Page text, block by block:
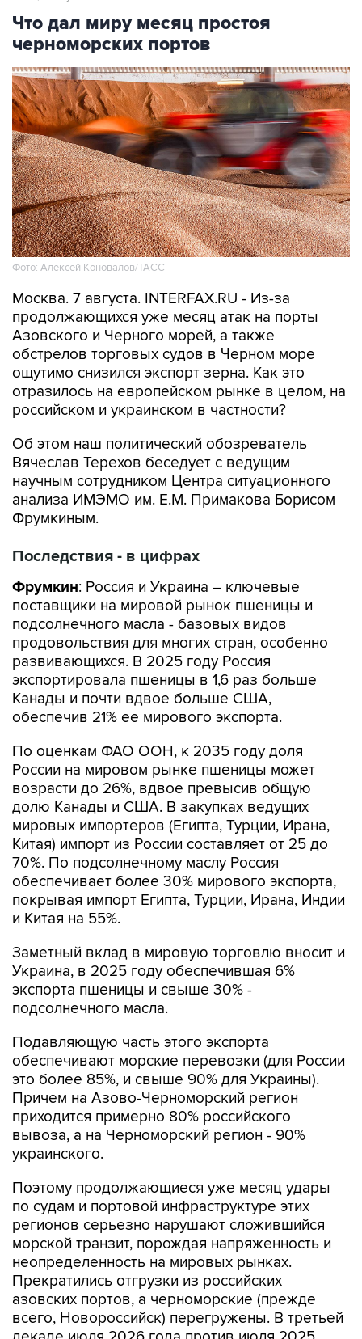
Что дал миру месяц простоя
черноморских портов
Фото: Алексей Коновалов/ТАСС
Москва. 7 августа. INTERFAX.RU - Из-за
продолжающихся уже месяц атак на порты
Азовского и Черного морей, а также
обстрелов торговых судов в Черном море
ощутимо снизился экспорт зерна. Как это
отразилось на европейском рынке в целом, на
российском и украинском в частности?
Об этом наш политический обозреватель
Вячеслав Терехов беседует с ведущим
научным сотрудником Центра ситуационного
анализа ИМЭМО им. Е.М. Примакова Борисом
Фрумкиным.
Последствия - в цифрах
Фрумкин: Россия и Украина – ключевые
поставщики на мировой рынок пшеницы и
подсолнечного масла - базовых видов
продовольствия для многих стран, особенно
развивающихся. В 2025 году Россия
экспортировала пшеницы в 1,6 раз больше
Канады и почти вдвое больше США,
обеспечив 21% ее мирового экспорта.
По оценкам ФАО ООН, к 2035 году доля
России на мировом рынке пшеницы может
возрасти до 26%, вдвое превысив общую
долю Канады и США. В закупках ведущих
мировых импортеров (Египта, Турции, Ирана,
Китая) импорт из России составляет от 25 до
70%. По подсолнечному маслу Россия
обеспечивает более 30% мирового экспорта,
покрывая импорт Египта, Турции, Ирана, Индии
и Китая на 55%.
Заметный вклад в мировую торговлю вносит и
Украина, в 2025 году обеспечившая 6%
экспорта пшеницы и свыше 30% -
подсолнечного масла.
Подавляющую часть этого экспорта
обеспечивают морские перевозки (для России
это более 85%, и свыше 90% для Украины).
Причем на Азово-Черноморский регион
приходится примерно 80% российского
вывоза, а на Черноморский регион - 90%
украинского.
Поэтому продолжающиеся уже месяц удары
по судам и портовой инфраструктуре этих
регионов серьезно нарушают сложившийся
морской транзит, порождая напряженность и
неопределенность на мировых рынках.
Прекратились отгрузки из российских
азовских портов, а черноморские (прежде
всего, Новороссийск) перегружены. В третьей